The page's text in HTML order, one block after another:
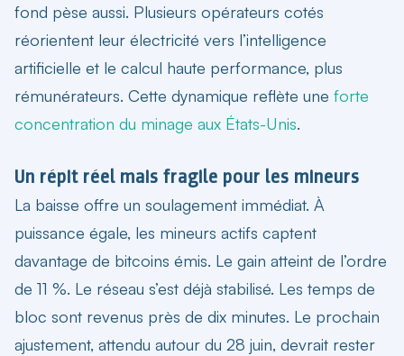
fond pèse aussi. Plusieurs opérateurs cotés
réorientent leur électricité vers l’intelligence
artificielle et le calcul haute performance, plus
rémunérateurs. Cette dynamique reflète une forte
concentration du minage aux États-Unis.
Un répit réel mais fragile pour les mineurs
La baisse offre un soulagement immédiat. À
puissance égale, les mineurs actifs captent
davantage de bitcoins émis. Le gain atteint de l’ordre
de 11 %. Le réseau s’est déjà stabilisé. Les temps de
bloc sont revenus près de dix minutes. Le prochain
ajustement, attendu autour du 28 juin, devrait rester